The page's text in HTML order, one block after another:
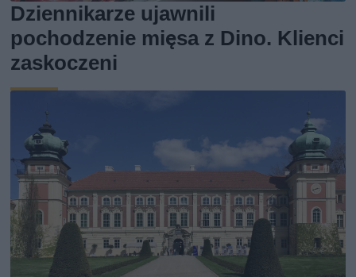
Dziennikarze ujawnili
pochodzenie mięsa z Dino. Klienci
zaskoczeni